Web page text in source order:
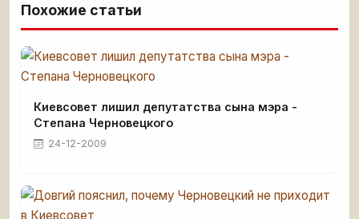
Похожие статьи
Киевсовет лишил депутатства сына мэра -
Степана Черновецкого
24-12-2009